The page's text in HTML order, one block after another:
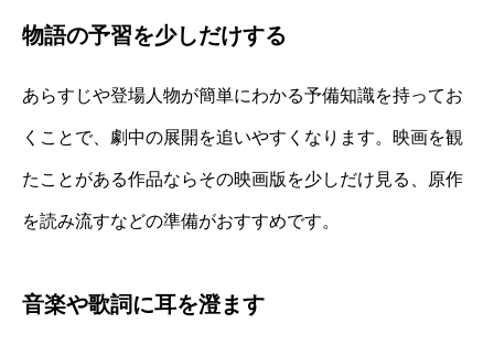
物語の予習を少しだけする
あらすじや登場人物が簡単にわかる予備知識を持ってお
くことで、劇中の展開を追いやすくなります。映画を観
たことがある作品ならその映画版を少しだけ見る、原作
を読み流すなどの準備がおすすめです。
音楽や歌詞に耳を澄ます